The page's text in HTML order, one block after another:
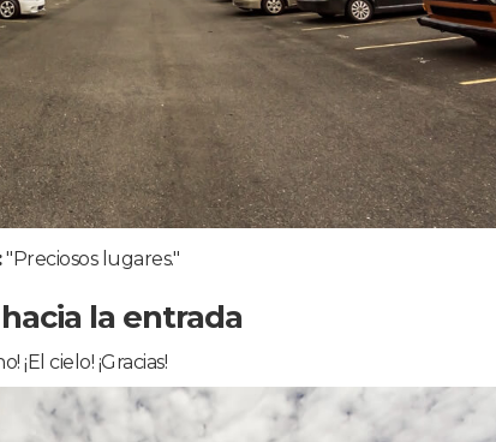
"Preciosos lugares."
la entrada
¡El cielo! ¡Gracias!